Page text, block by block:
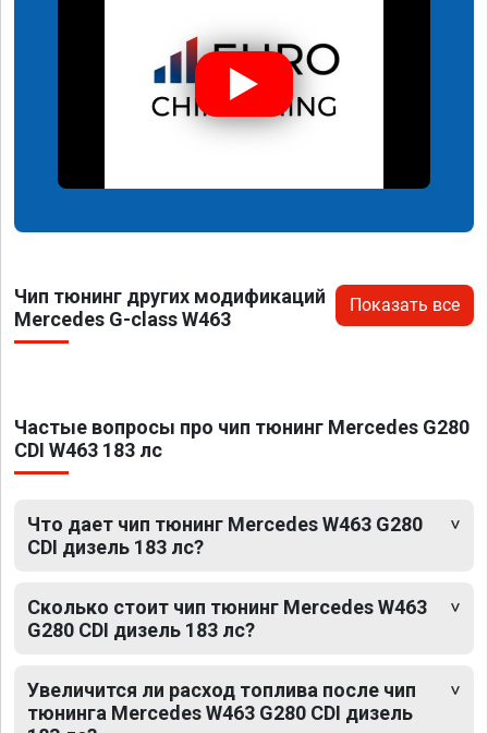
Чип тюнинг других модификаций
Mercedes G-class W463
Показать все
Частые вопросы про чип тюнинг Mercedes G280
CDI W463 183 лс
Что дает чип тюнинг Mercedes W463 G280
CDI дизель 183 лс?
Сколько стоит чип тюнинг Mercedes W463
G280 CDI дизель 183 лс?
Увеличится ли расход топлива после чип
тюнинга Mercedes W463 G280 CDI дизель